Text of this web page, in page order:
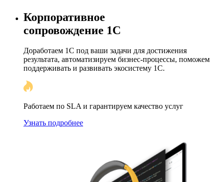
Корпоративное
сопровождение 1С
Доработаем 1С под ваши задачи для достижения
результата, автоматизируем бизнес-процессы, поможем
поддерживать и развивать экосистему 1С.
Работаем по SLA и гарантируем качество услуг
Узнать подробнее